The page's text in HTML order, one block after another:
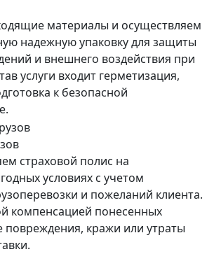
материалы и осуществляем
надежную упаковку для защиты
и внешнего воздействия при
услуги входит герметизация,
к безопасной
страховой полис на
условиях с учетом
и пожеланий клиента.
компенсацией понесенных
повреждения, кражи или утраты